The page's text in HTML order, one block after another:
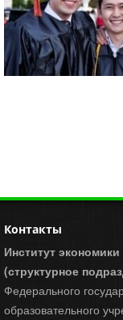
Контакты
Институт
(структурное
Федерального
образовательного